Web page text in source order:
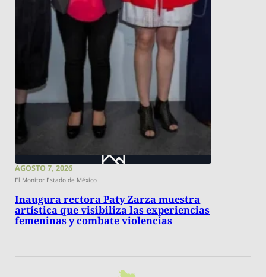
AGOSTO 7, 2026
El Monitor Estado de México
Inaugura rectora Paty Zarza muestra
artística que visibiliza las experiencias
femeninas y combate violencias